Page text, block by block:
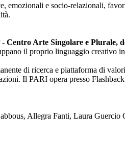
e socio-relazionali,
- Centro Arte Singolare e Plurale,
il proprio linguaggio creativo
di ricerca e piattaforma di
Il PARI opera presso
Allegra Fanti, Laura